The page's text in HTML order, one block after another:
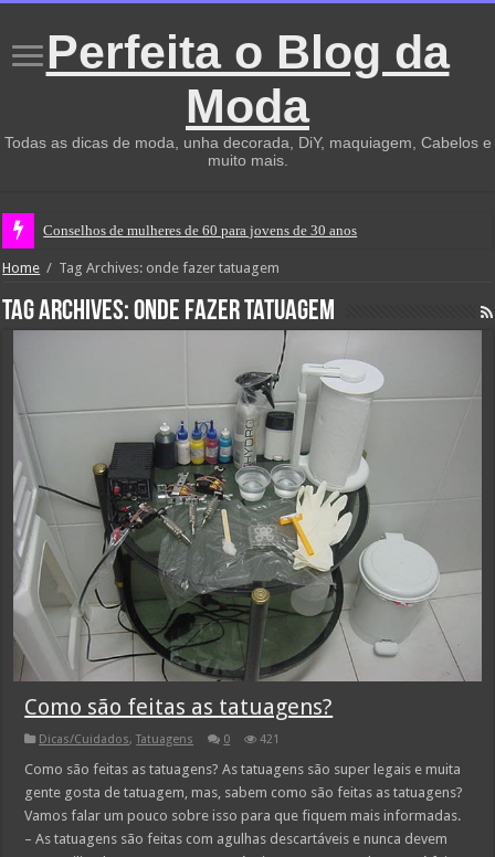
Perfeita o Blog da
Moda
Todas as dicas de moda, unha decorada, DiY, maquiagem, Cabelos e
muito mais.
Conselhos de mulheres de 60 para jovens de 30 anos
Home / Tag Archives: onde fazer tatuagem
Tag Archives:onde fazer tatuagem
Como são feitas as tatuagens?
Dicas/Cuidados,Tatuagens 0 421
Como são feitas as tatuagens? As tatuagens são super legais e muita
gente gosta de tatuagem, mas, sabem como são feitas as tatuagens?
Vamos falar um pouco sobre isso para que fiquem mais informadas.
– As tatuagens são feitas com agulhas descartáveis e nunca devem